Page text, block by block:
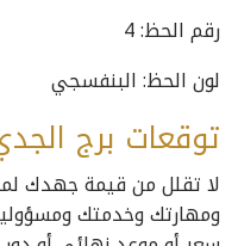
رقم الحظ: 4
لون الحظ: البنفسجي
توقعات برج
لا تقلل من قيمة جهدك
ومهارتك وخدمتك